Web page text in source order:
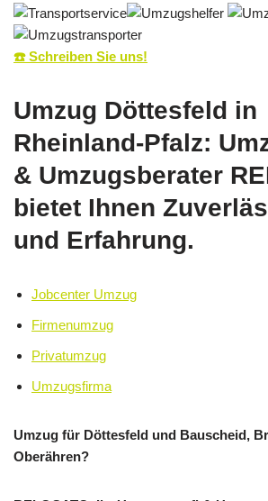
☎️ Schreiben Sie uns!
Umzug Döttesfeld in
Rheinland-Pfalz:
& Umzugsberater
bietet Ihnen
und Erfahrung.
Jobcenter Umzug
Firmenumzug
Privatumzug
Umzugsfirma
Umzug für Döttesfeld und Bauscheid,
Oberähren?